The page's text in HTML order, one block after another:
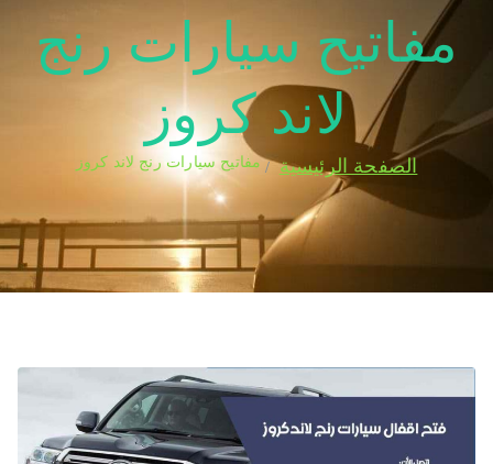
مفاتيح سيارات رنج
لاند كروز
الصفحة الرئيسية مفاتيح سيارات رنج لاند كروز